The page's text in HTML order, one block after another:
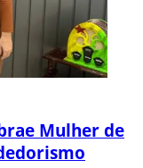
Mulher de